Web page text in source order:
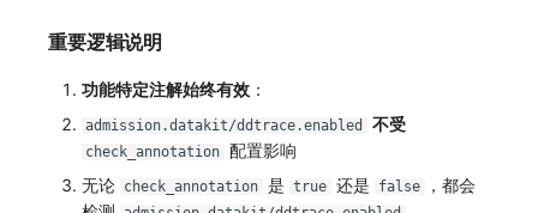
重要逻辑说明
功能特定注解始终有效：
admission.datakit/ddtrace.enabled 不受
check_annotation 配置影响
无论 check_annotation 是 true 还是 false
，都会